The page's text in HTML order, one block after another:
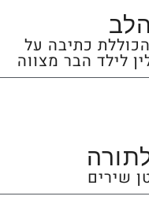
כתיבה על
לילד הבר מצווה
שירים